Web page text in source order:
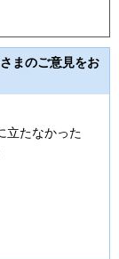
まのご意見をお
立たなかった